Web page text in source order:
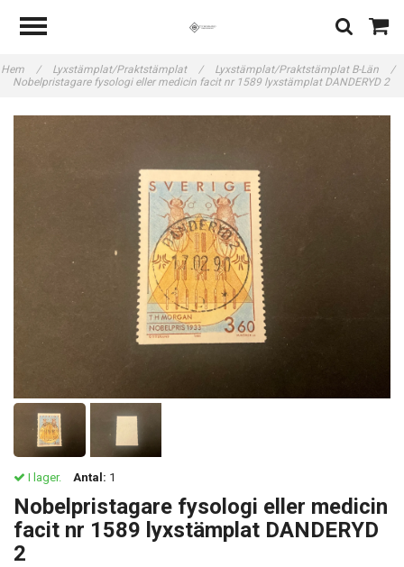
Hem / Lyxstämplat/Praktstämplat / Lyxstämplat/Praktstämplat B-Län
/
Nobelpristagare fysologi eller medicin facit nr 1589 lyxstämplat DANDERYD 2
I lager. Antal: 1
Nobelpristagare fysologi eller medicin
facit nr 1589 lyxstämplat DANDERYD
2